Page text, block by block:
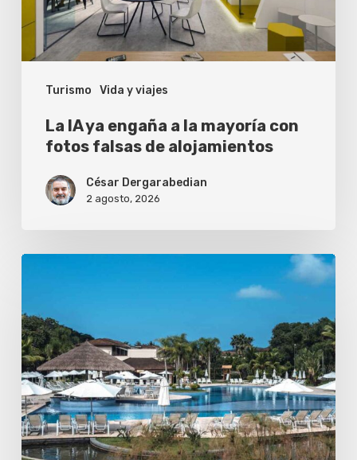
Turismo Vida y viajes
mayoría
fotos
falsas
alojamientos
La IA ya engaña a la mayoría con
fotos falsas de alojamientos
César Dergarabedian
2 agosto, 2026
pena
reservar
un
resort
con
todo